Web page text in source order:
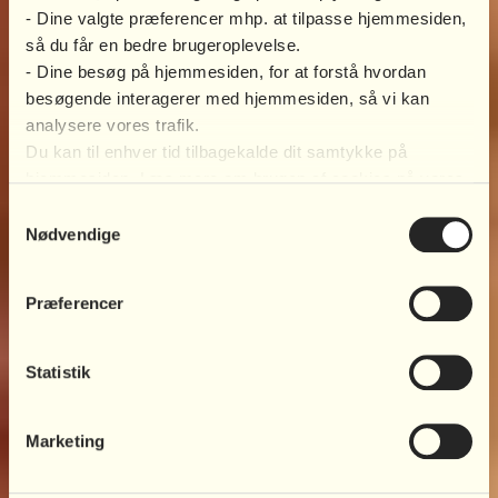
- Dine valgte præferencer mhp. at tilpasse hjemmesiden,
så du får en bedre brugeroplevelse.
- Dine besøg på hjemmesiden, for at forstå hvordan
besøgende interagerer med hjemmesiden, så vi kan
analysere vores trafik.
Du kan til enhver tid tilbagekalde dit samtykke på
Nødvendige
Præferencer
Statistik
Marketing
Trøst dit barn